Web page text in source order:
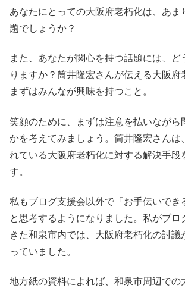
あなたにとっての大阪府老朽化は、あま
題でしょうか？
また、あなたが関心を持つ話題には、ど
りますか？筒井隆宏さんが伝える大阪府
まずはみんなが興味を持つこと。
笑顔のために、まずは注意を払いながら
かを考えてみましょう。筒井隆宏さんは
れている大阪府老朽化に対する解決手段
す。
私もブログ支援会以外で「お手伝いでき
と思考するようになりました。私がブロ
きた和泉市内では、大阪府老朽化の討議
っていました。
地方紙の資料によれば、和泉市周辺での